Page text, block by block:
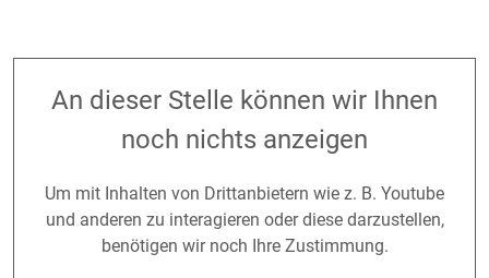
An dieser Stelle können wir Ihnen
noch nichts anzeigen
Um mit Inhalten von Drittanbietern wie z. B. Youtube
und anderen zu interagieren oder diese darzustellen,
benötigen wir noch Ihre Zustimmung.